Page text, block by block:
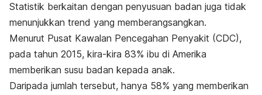
Statistik berkaitan dengan penyusuan badan juga tidak
menunjukkan trend yang memberangsangkan.
Menurut Pusat Kawalan Pencegahan Penyakit (CDC),
pada tahun 2015, kira-kira 83% ibu di Amerika
memberikan susu badan kepada anak.
Daripada jumlah tersebut, hanya 58% yang memberikan